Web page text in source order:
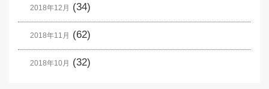
2018年12月 (34)
2018年11月 (62)
2018年10月 (32)